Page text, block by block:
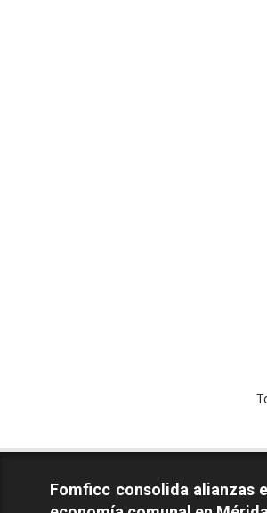
Todos los
Fomficc consolida alianzas